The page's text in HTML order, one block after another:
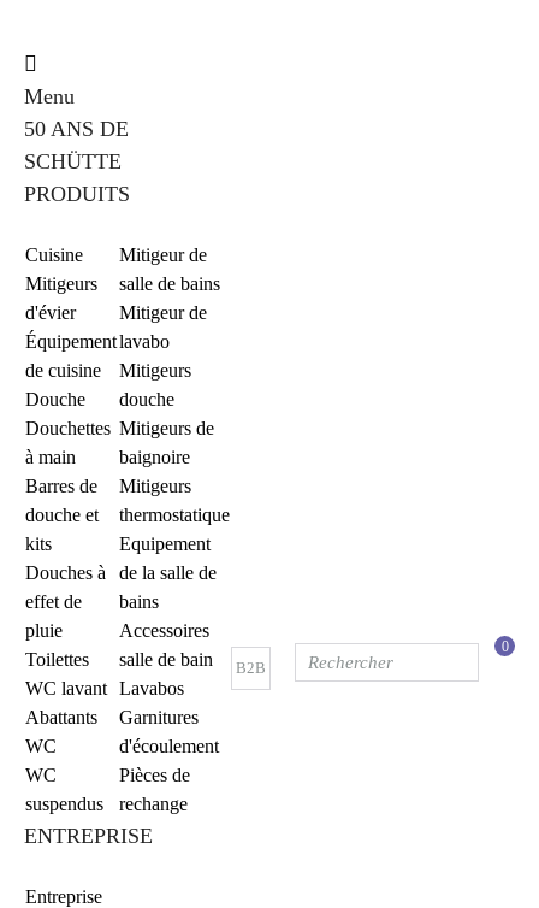
Menu
50 ANS DE
SCHÜTTE
PRODUITS
Cuisine
Mitigeurs
d'évier
Équipement
de cuisine
Douche
Douchettes
à main
Barres de
douche et
kits
Douches à
effet de
pluie
Toilettes
WC lavant
Abattants
WC
WC
suspendus
Mitigeur de
salle de bains
Mitigeur de
lavabo
Mitigeurs
douche
Mitigeurs de
baignoire
Mitigeurs
thermostatique
Equipement
de la salle de
bains
Accessoires
salle de bain
Lavabos
Garnitures
d'écoulement
Pièces de
rechange
ENTREPRISE
Entreprise
B2B
0